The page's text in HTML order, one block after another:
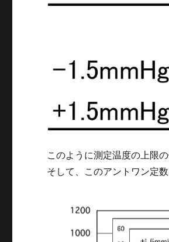
このように測定温度の上限
そして、このアントワン定